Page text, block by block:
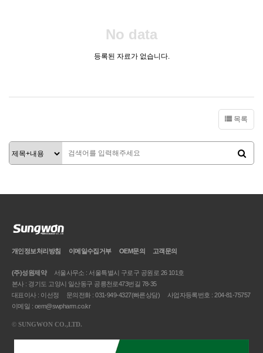
No data
등록된 자료가 없습니다.
목록
개인정보처리방침 이메일수집거부 OEM문의 고객문의
(주)성원제약
서울사무소 : 서울특별시 구로구 공원로 26 101호
본사 : 경기도 고양시 일산동구 공릉천로473번길 78-35
대표이사 : 이선정
문의전화 : 031-949-4327(빠른상담)
사업자등록번호 : 204-81-75757
이메일 : oem@swpharm.co.kr
© SUNGWON CO.,LTD.